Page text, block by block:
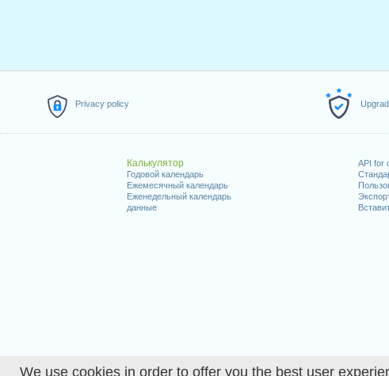
We use cookies in order to offer you the best user
Privacy policy
Калькулятор
Годовой календарь
Ежемесячный календарь
Еженедельный календарь
данные
API for